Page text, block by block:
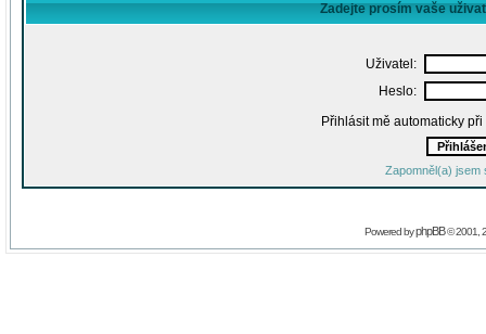
Zadejte prosím vaše
Uživatel:
Heslo:
Přihlásit mě automaticky
Zapomněl(a) jsem
Powered byphpBB© 2001,